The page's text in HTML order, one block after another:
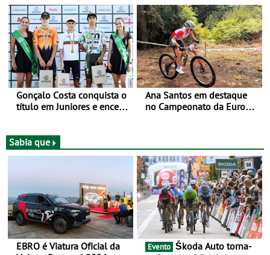
a Portugal - Prova decorre
entre 5 e 16 de Agosto
Gonçalo Costa conquista o
título em Juniores e encerra
Ana Santos em destaque
no Campeonato da Europa
Sabia que
EBRO é Viatura Oficial da
Evento